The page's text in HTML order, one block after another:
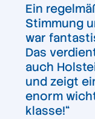
Ein
Stimmung
war
Das
auch
und zeigt
enorm
klasse!“